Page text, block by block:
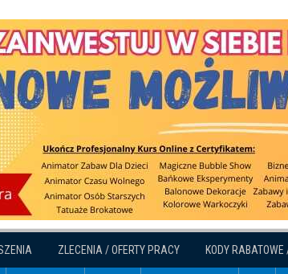
ZLECENIA / OFERTY PRACY KODY RABATOWE